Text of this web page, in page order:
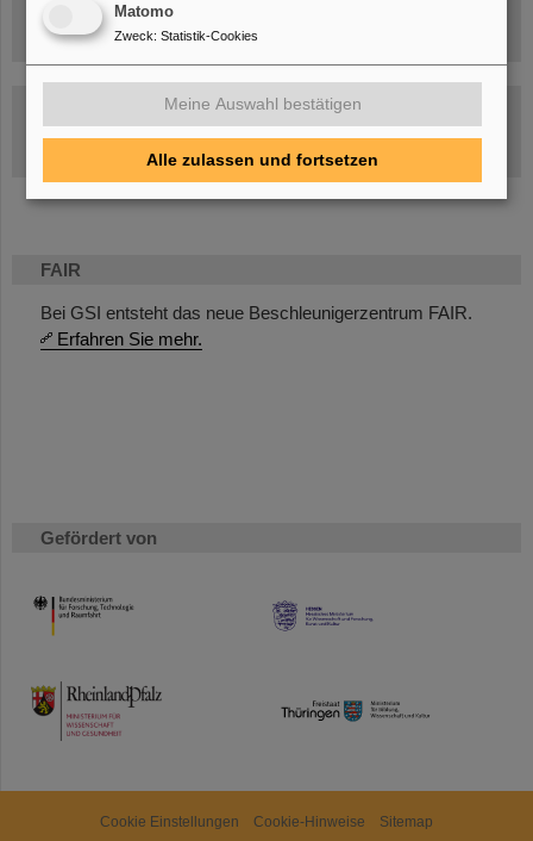
FAIR
Bei GSI entsteht das neue Beschleunigerzentrum FAIR.
Erfahren Sie mehr.
Gefördert von
HMWK
TMWWDG
Umgang mit den Auswirkungen des Kriegs in der Ukraine
GSI-FAIR Kolloquium
Aktuelle Termine
Cookie Einstellungen Cookie-Hinweise Sitemap
Matomo
Zweck: Statistik-Cookies
Meine Auswahl bestätigen
Alle zulassen und fortsetzen